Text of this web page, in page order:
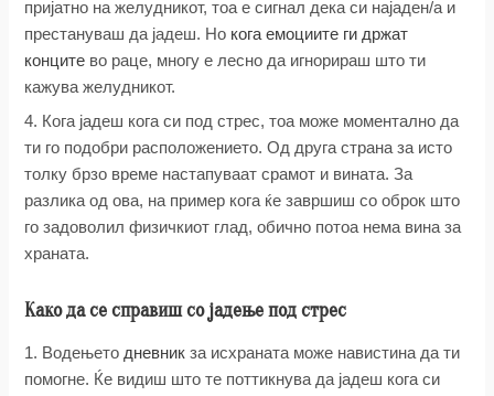
пријатно на желудникот, тоа е сигнал дека си најаден/а и
престануваш да јадеш. Но кога емоциите ги држат
конците во раце, многу е лесно да игнорираш што ти
кажува желудникот.
4. Кога јадеш кога си под стрес, тоа може моментално да
ти го подобри расположението. Од друга страна за исто
толку брзо време настапуваат срамот и вината. За
разлика од ова, на пример кога ќе завршиш со оброк што
го задоволил физичкиот глад, обично потоа нема вина за
храната.
Како да се справиш со јадење под стрес
1. Водењето дневник за исхраната може навистина да ти
помогне. Ќе видиш што те поттикнува да јадеш кога си